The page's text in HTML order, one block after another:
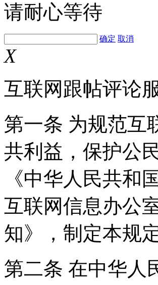
请耐心等待
确定 取消
X
互联网跟帖评论
第一条 为规范互
共利益，保护公
《中华人民共和
互联网信息办公
知》，制定本规定
第二条 在中华人